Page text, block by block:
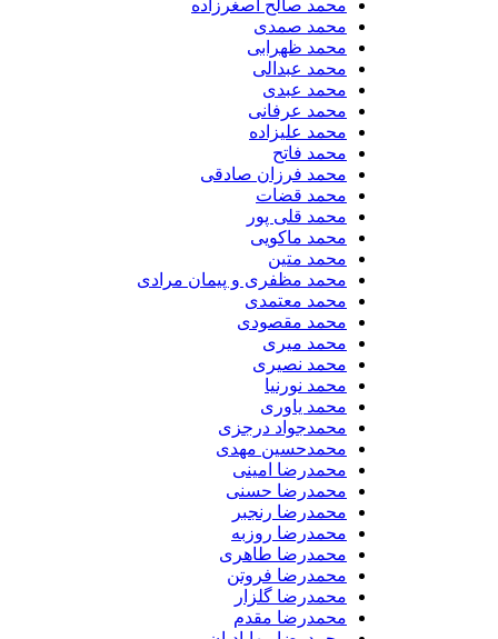
محمد صالح اصغرزاده
محمد صمدی
محمد ظهرابی
محمد عبدالی
محمد عبدی
محمد عرفانی
محمد علیزاده
محمد فاتح
محمد فرزان صادقی
محمد قضات
محمد قلی پور
محمد ماکویی
محمد متین
محمد مظفری و پیمان مرادی
محمد معتمدی
محمد مقصودی
محمد میری
محمد نصیری
محمد نورنیا
محمد یاوری
محمدجواد درجزی
محمدحسین مهدی
محمدرضا امینی
محمدرضا حسنی
محمدرضا رنجبر
محمدرضا روزبه
محمدرضا طاهری
محمدرضا فروتن
محمدرضا گلزار
محمدرضا مقدم